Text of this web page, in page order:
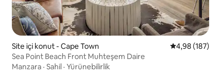
Site içi konut - Cape Town 5 üzerinden
4,98 (187)
Sea Point Beach Front Muhteşem Daire
Manzara · Sahil · Yürünebilirlik